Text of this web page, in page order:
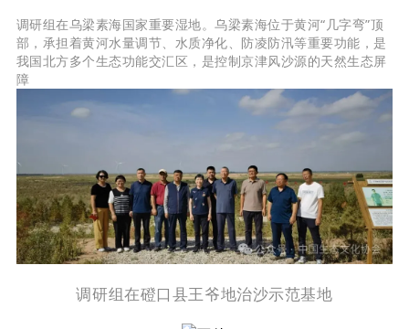
调研组在乌梁素海国家重要湿地。乌梁素海位于黄河“几字弯”顶
部，承担着黄河水量调节、水质净化、防凌防汛等重要功能，是
我国北方多个生态功能交汇区，是控制京津风沙源的天然生态屏
障
调研组在磴口县王爷地治沙示范基地